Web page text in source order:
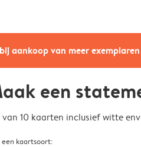
aankoop van meer exemplaren
een
van 10 kaarten inclusief witte
een kaartsoort: